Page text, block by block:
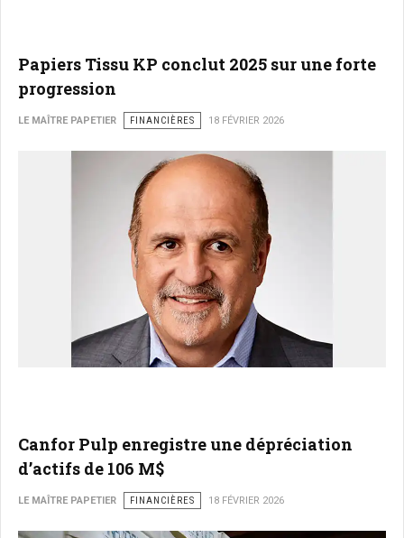
Papiers Tissu KP conclut 2025 sur une forte
progression
LE MAÎTRE PAPETIER FINANCIÈRES 18 FÉVRIER 2026
Canfor Pulp enregistre une dépréciation
d’actifs de 106 M$
LE MAÎTRE PAPETIER FINANCIÈRES 18 FÉVRIER 2026